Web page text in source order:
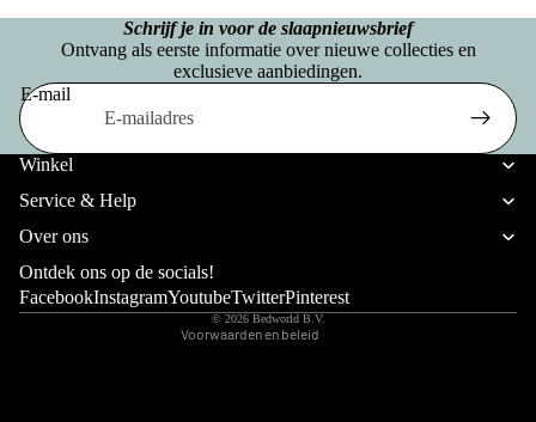
o
x
s
p
g
i
n
H
o
o
f
d
s
s
Schrijf je in voor de slaapnieuwsbrief
Ontvang als eerste informatie over nieuwe collecties en
exclusieve aanbiedingen.
E-mail
Winkel
Service & Help
Over ons
Ontdek ons op de socials!
FacebookInstagramYoutubeTwitterPinterest
© 2026 Bedworld B.V.
Voorwaarden en beleid
Privacybeleid
Verzendbeleid
Terugbetalingsbeleid
Contactgegevens